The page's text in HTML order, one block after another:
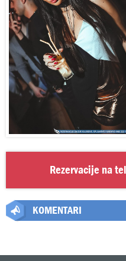
Rezervacije na
KOMENTARI